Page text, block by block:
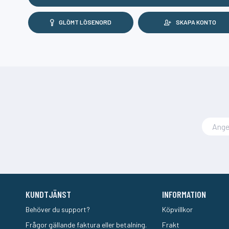
GLÖMT LÖSENORD SKAPA KONTO
KUNDTJÄNST
Behöver du support?
Frågor gällande faktura eller betalning.
INFORMATION
Köpvillkor
Frakt